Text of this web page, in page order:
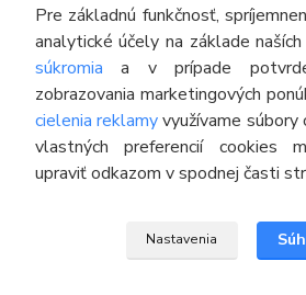
KONTAKT
Technický poradca
0948 609 608
(Po-Pia, 8:00-16:30)
info@pneumatikyaprotektory.sk
Pre základnú funkčnosť,
analytické účely na základe naších
súkromia a v prípade
zobrazovania marketingových
cielenia reklamyvyužívame súbory
vlastných preferencií cookies
upraviť odkazom v spodnej časti
Nastavenia